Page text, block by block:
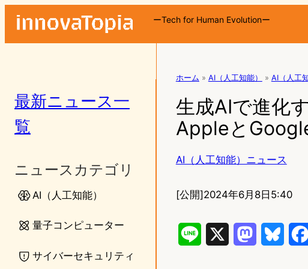
ーTech for Human Evolutionー
最新ニュース一
覧
ニュースカテゴリ
AI（人工知能）
量子コンピューター
サイバーセキュリティ
ホーム » AI（人工知能） » AI（人工
生成AIで進化
Appleと
AI（人工知能）ニュース
[公開]2024年6月8日5:40